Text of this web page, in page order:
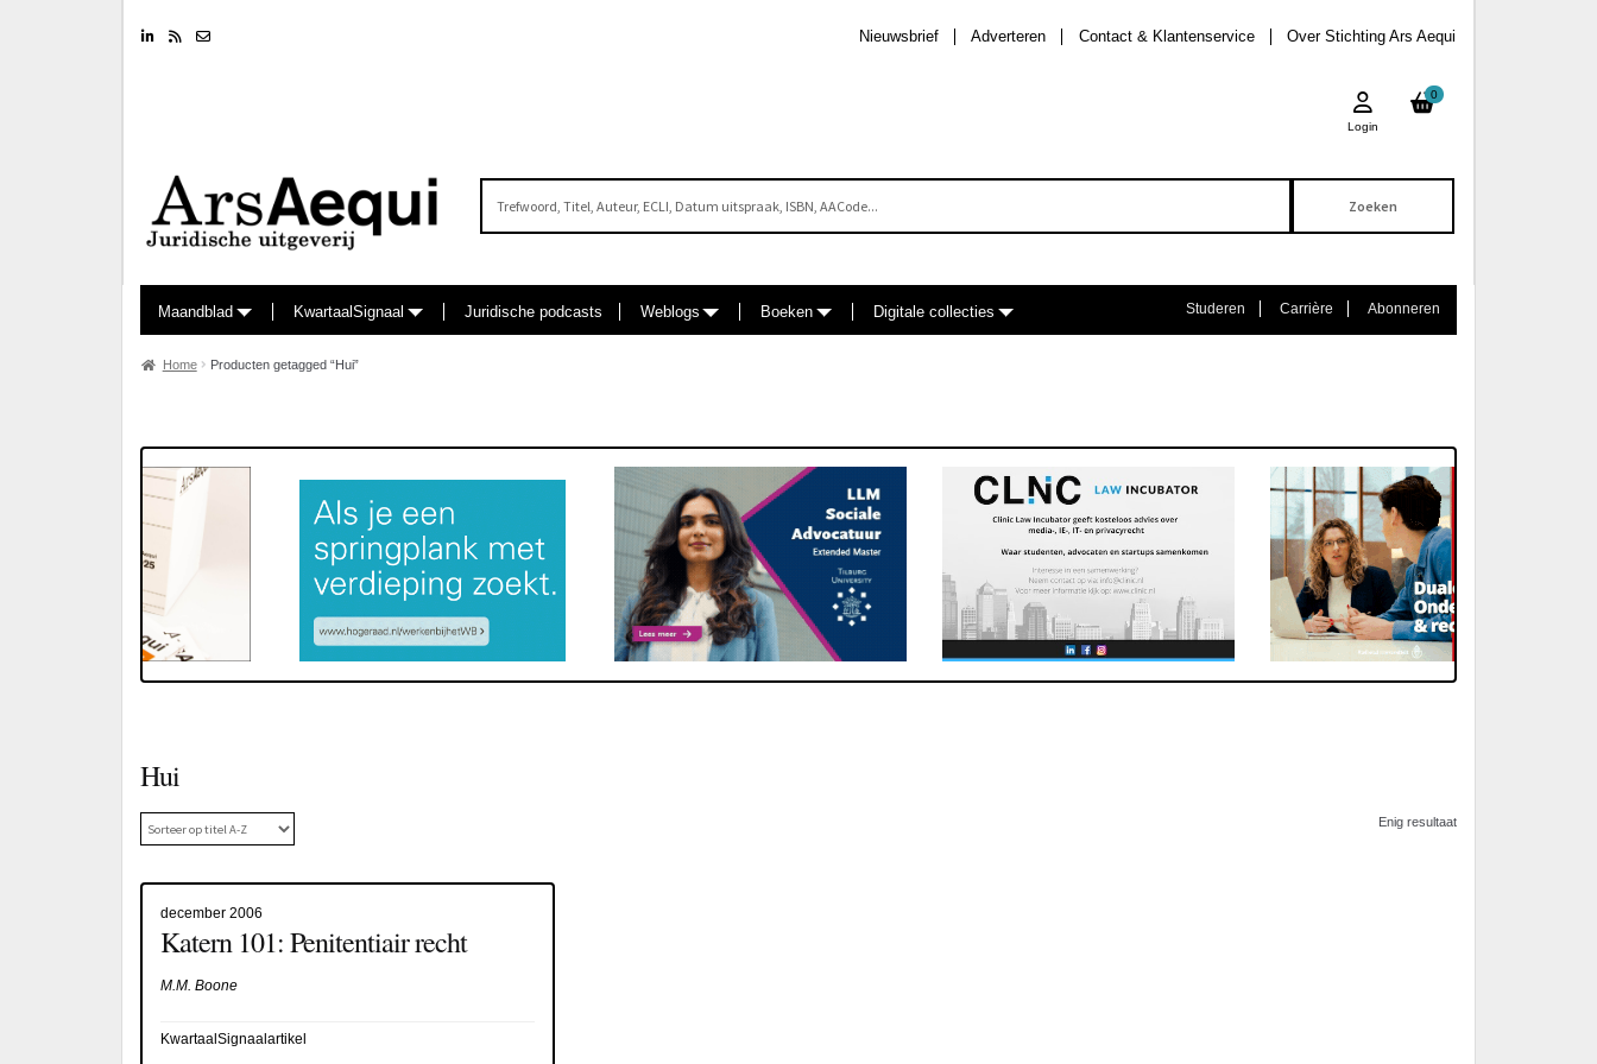
LinkedinRSS feed Over Stichting Ars Aequi
Contact & Klantenservice
Adverteren
Nieuwsbrief
0
Login
Maandblad KwartaalSignaal Juridische podcasts Weblogs Boeken Digitale collecties Studeren Carrière Abonneren
Home Producten getagged “Hui”
Hui
Enig resultaat
december 2006
Katern 101: Penitentiair recht
M.M. Boone
KwartaalSignaalartikel